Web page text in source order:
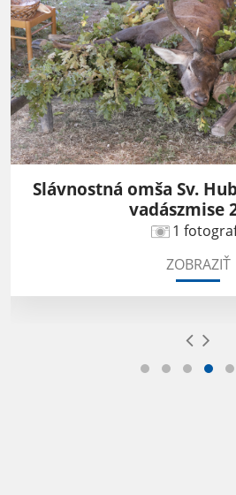
Slávnostná omša Sv.
vadászmise
1
ZOBRAZIŤ